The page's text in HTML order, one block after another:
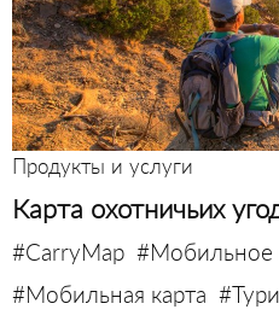
Продукты и услуги
Карта охотничьих
#CarryMap #Мобильное
#Мобильная карта